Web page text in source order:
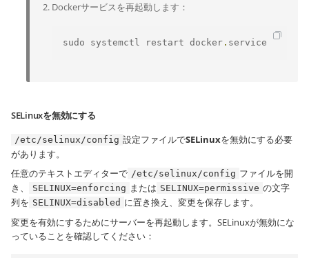
Dockerサービスを再起動します：
sudo systemctl restart docker . service
SELinuxを無効にする
/etc/selinux/config 設定ファイルでSELinuxを無効にする必要
があります。
任意のテキストエディターで /etc/selinux/config ファイルを開
き、
SELINUX=enforcing または SELINUX=permissive の文字
列を SELINUX=disabled に置き換え、変更を保存します。
変更を有効にするためにサーバーを再起動します。SELinuxが無効にな
っていることを確認してください：